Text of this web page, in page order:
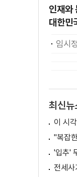
인재와
대한민
최신뉴
이 시